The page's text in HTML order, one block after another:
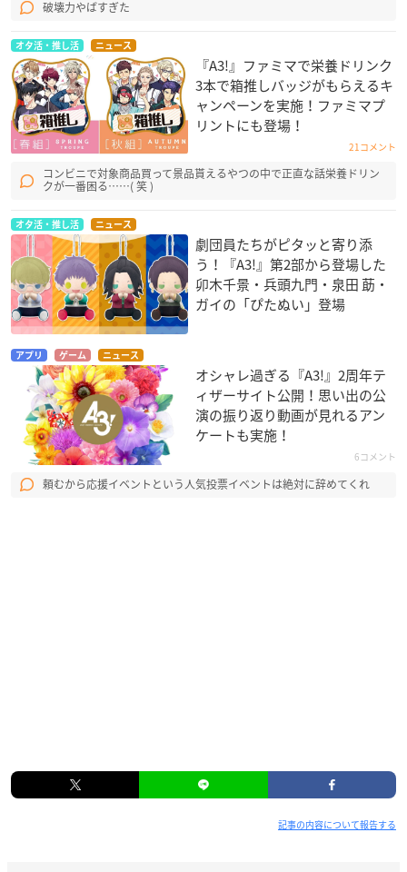
破壊力やばすぎた
オタ活・推し活 ニュース
『A3!』ファミマで栄養ドリンク
3本で箱推しバッジがもらえるキ
ャンペーンを実施！ファミマプ
リントにも登場！
21コメント
コンビニで対象商品買って景品貰えるやつの中で正直な話栄養ドリン
クが一番困る……( 笑 )
オタ活・推し活 ニュース
劇団員たちがピタッと寄り添
う！『A3!』第2部から登場した
卯木千景・兵頭九門・泉田 莇・
ガイの「ぴたぬい」登場
アプリ ゲーム ニュース
オシャレ過ぎる『A3!』2周年テ
ィザーサイト公開！思い出の公
演の振り返り動画が見れるアン
ケートも実施！
6コメント
頼むから応援イベントという人気投票イベントは絶対に辞めてくれ
記事の内容について報告する